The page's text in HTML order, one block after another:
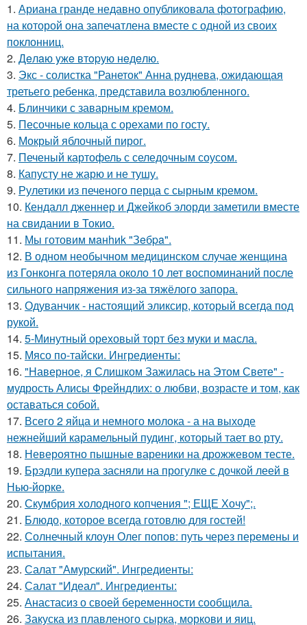
1. Ариана гранде недавно опубликовала фотографию,
на которой она запечатлена вместе с одной из своих
поклонниц.
2. Дeлaю yжe втopую нeдeлю.
3. Экс - солистка "Ранеток" Анна руднева, ожидающая
третьего ребенка, представила возлюбленного.
4. Блинчики с заварным кремом.
5. Песочные кольца с орехами по госту.
6. Мокрый яблочный пирог.
7. Печеный картофель с селедочным соусом.
8. Капусту не жарю и не тушу.
9. Рулетики из печеного перца с сырным кремом.
10. Кендалл дженнер и Джейкоб элорди заметили вместе
на свидании в Токио.
11. Мы готовим мaнhиk "Зeбpa".
12. В одном необычном медицинском случае женщина
из Гонконга потеряла около 10 лет воспоминаний после
сильного напряжения из-за тяжёлого запора.
13. Одуванчик - настоящий эликсир, который всегда под
рукой.
14. 5-Минутный ореховый торт без муки и масла.
15. Мясо по-тайски. Ингредиенты:
16. "Наверное, я Слишком Зажилась на Этом Свете" -
мудрость Алисы Фрейндлих: о любви, возрасте и том, как
оставаться собой.
17. Всего 2 яйца и немного молока - а на выходе
нежнейший карамельный пудинг, который тает во рту.
18. Невероятно пышные вареники на дрожжевом тесте.
19. Брэдли купера засняли на прогулке с дочкой леей в
Нью-йорке.
20. Скумбрия холодного копчения "; ЕЩЕ Хочу";.
21. Блюдо, которое всегда готовлю для гoстей!
22. Солнечный клоун Олег попов: путь через перемены и
испытания.
23. Салат "Амурский". Ингредиенты:
24. Салат "Идеал". Ингредиенты:
25. Анастасиз о своей беременности сообщила.
26. Закуска из плавленого сырка, моркови и яиц.